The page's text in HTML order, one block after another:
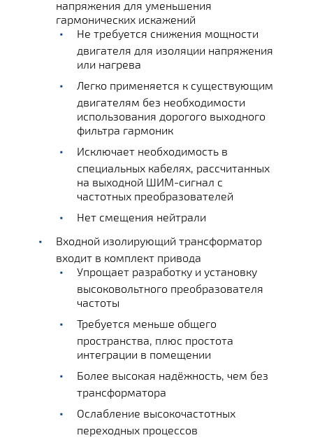
напряжения для уменьшения
гармонических искажений
Не требуется снижения мощности
двигателя для изоляции напряжения
или нагрева
Легко применяется к существующим
двигателям без необходимости
использования дорогого выходного
фильтра гармоник
Исключает необходимость в
специальных кабелях, рассчитанных
на выходной ШИМ-сигнал с
частотных преобразователей
Нет смещения нейтрали
Входной изолирующий трансформатор
входит в комплект привода
Упрощает разработку и установку
высоковольтного преобразователя
частоты
Требуется меньше общего
пространства, плюс простота
интеграции в помещении
Более высокая надёжность, чем без
трансформатора
Ослабление высокочастотных
переходных процессов